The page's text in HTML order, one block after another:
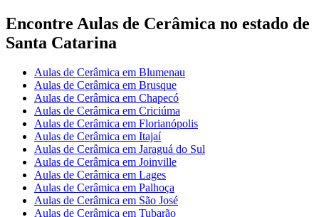
Encontre Aulas de Cerâmica no estado de
Santa Catarina
Aulas de Cerâmica em Blumenau
Aulas de Cerâmica em Brusque
Aulas de Cerâmica em Chapecó
Aulas de Cerâmica em Criciúma
Aulas de Cerâmica em Florianópolis
Aulas de Cerâmica em Itajaí
Aulas de Cerâmica em Jaraguá do Sul
Aulas de Cerâmica em Joinville
Aulas de Cerâmica em Lages
Aulas de Cerâmica em Palhoça
Aulas de Cerâmica em São José
Aulas de Cerâmica em Tubarão